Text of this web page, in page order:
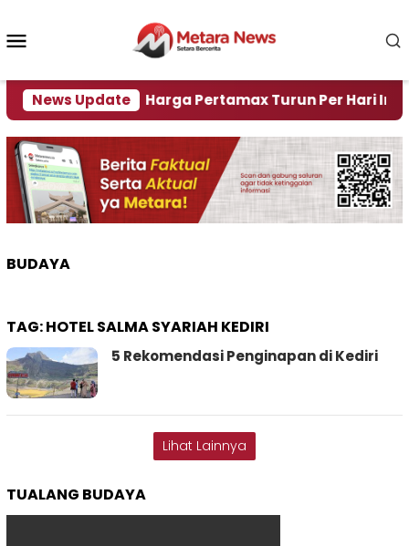
konten
News Update
Air Harga Pertamax Turun Per Hari Ini,
BUDAYA
TAG:HOTEL SALMA SYARIAH KEDIRI
5 Rekomendasi Penginapan di Kediri
Lihat Lainnya
TUALANG BUDAYA